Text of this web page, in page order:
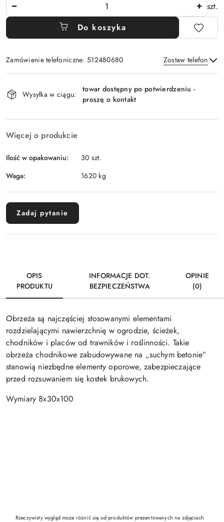
szt.
Do koszyka
Zamówienie telefoniczne: 512480680 Zostaw telefon
Wyślij
i
Wysyłka w ciągu:
towar dostępny po potwierdzeniu -
proszę o kontakt
Więcej o produkcie
Ilość w opakowaniu:
30 szt.
Waga:
1620 kg
Zadaj pytanie
OPIS
PRODUKTU
INFORMACJE DOT.
BEZPIECZEŃSTWA
OPINIE
(0)
Obrzeża są najczęściej stosowanymi elementami
rozdzielającymi nawierzchnię w ogrodzie, ścieżek,
chodników i placów od trawników i roślinności. Takie
obrzeża chodnikowe zabudowywane na „suchym betonie”
stanowią niezbędne elementy oporowe, zabezpieczające
przed rozsuwaniem się kostek brukowych.
Wymiary 8x30x100
Rzeczywisty wygląd może różnić się od produktów prezentowanych na zdjęciach